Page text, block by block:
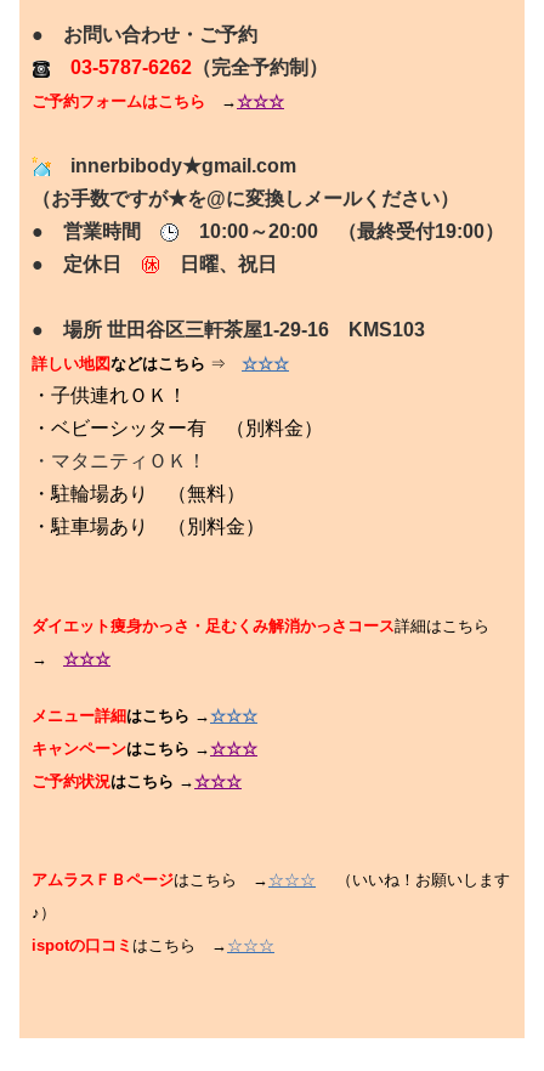
● お問い合わせ・ご予約
03-5787-6262 （完全予約制）
ご予約フォームはこちら →☆☆☆
innerbibody★gmail.com
（お手数ですが★を@に変換しメールください）
● 営業時間
10:00～20:00 （最終受付19:00）
● 定休日
日曜、祝日
● 場所 世田谷区三軒茶屋1-29-16 KMS103
詳しい地図などはこちら ⇒ ☆☆☆
・子供連れＯＫ！
・ベビーシッター有 （別料金）
・マタニティＯＫ！
・駐輪場あり （無料）
・駐車場あり （別料金）
ダイエット痩身かっさ・足むくみ解消かっさコース詳細はこちら
→ ☆☆☆
メニュー詳細はこちら →☆☆☆
キャンペーンはこちら →☆☆☆
ご予約状況はこちら →☆☆☆
アムラスＦＢページはこちら → ☆☆☆
（いいね！お願いします
♪）
ispotの口コミ はこちら → ☆☆☆